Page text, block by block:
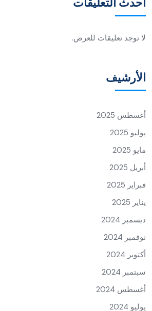
لا توجد تعليقات للعرض.
الأرشيف
أغسطس 2025
يوليو 2025
مايو 2025
أبريل 2025
فبراير 2025
يناير 2025
ديسمبر 2024
نوفمبر 2024
أكتوبر 2024
سبتمبر 2024
أغسطس 2024
يوليو 2024